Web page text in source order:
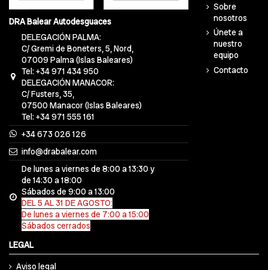
DRA Balear Autodesguaces
DELEGACIÓN PALMA:
C/ Gremi de Boneters, 5, Nord,
07009 Palma (Islas Baleares)
Tel: +34 971 434 950
DELEGACIÓN MANACOR:
C/ Fusters, 35,
07500 Manacor (Islas Baleares)
Tel: +34 971 555 161
+34 673 026 126
info@drabalear.com
De lunes a viernes de 8:00 a 13:30 y
de 14:30 a 18:00
Sábados de 9:00 a 13:00
DEL 5 AL 31 DE AGOSTO:
De lunes a viernes de 7:00 a 15:00
Sábados cerrados
Sobre
nosotros
Únete a
nuestro
equipo
Contacto
LEGAL
Aviso legal